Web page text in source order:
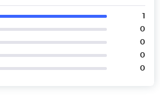
1
0
0
0
0